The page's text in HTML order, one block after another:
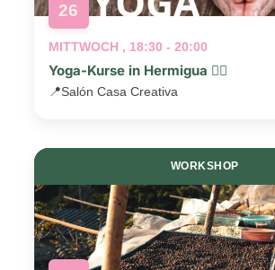
26
MITTWOCH , 18:30 - 20:00
Yoga-Kurse in Hermigua 🧘‍♂️
📍Salón Casa Creativa
WORKSHOP